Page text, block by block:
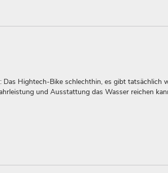
Das Hightech-Bike schlechthin, es gibt tatsächlich
und Ausstattung das Wasser reichen